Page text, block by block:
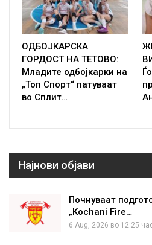
ОДБОЈКАРСКА
ГОРДОСТ НА ТЕТОВО:
Младите одбојкарки на
„Топ Спорт“ патуваат
во Сплит…
Најнови објави
Почнуваат
„Kochani Fire…
6 Aug, 2026 во 12:25